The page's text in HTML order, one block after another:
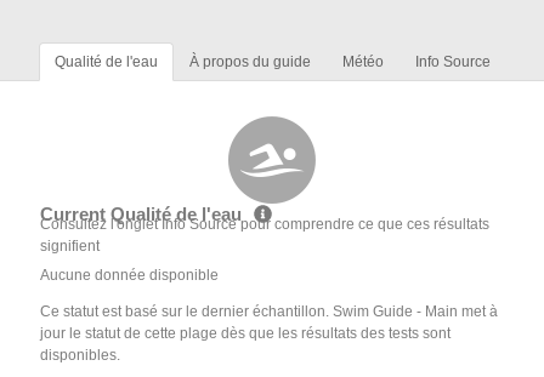
Qualité de l'eau À propos du guide Météo Info Source
Current Qualité de l'eau
Consultez l'onglet Info Source pour comprendre ce que ces résultats
signifient
Aucune donnée disponible
Ce statut est basé sur le dernier échantillon. Swim Guide - Main met à
jour le statut de cette plage dès que les résultats des tests sont
disponibles.